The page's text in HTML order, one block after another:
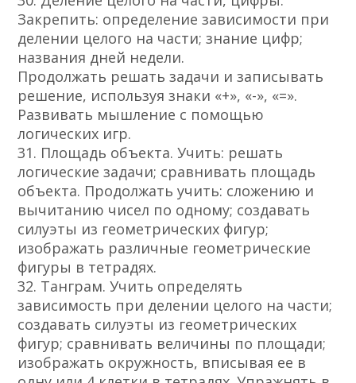
Закрепить: определение зависимости при
делении целого на части; знание цифр;
названия дней недели.
Продолжать решать задачи и записывать
решение, используя знаки «+», «-», «=».
Развивать мышление с помощью
логических игр.
31. Площадь объекта. Учить: решать
логические задачи; сравнивать площадь
объекта. Продолжать учить: сложению и
вычитанию чисел по одному; создавать
силуэты из геометрических фигур;
изображать различные геометрические
фигуры в тетрадях.
32. Танграм. Учить определять
зависимость при делении целого на части;
создавать силуэты из геометрических
фигур; сравнивать величины по площади;
изображать окружность, вписывая ее в